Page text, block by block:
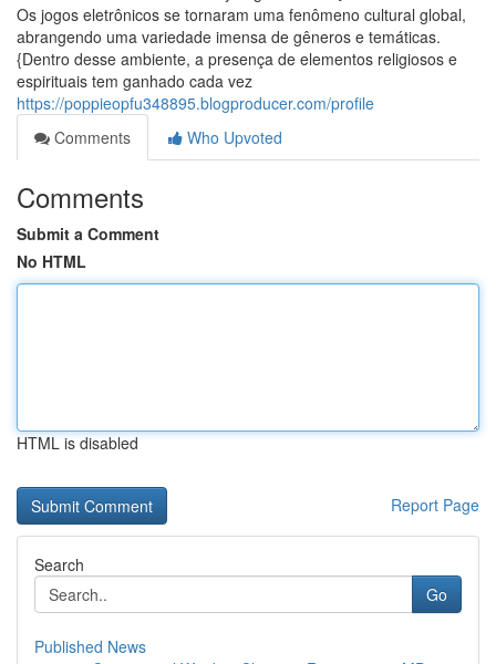
Os jogos eletrônicos se tornaram uma fenômeno cultural global,
abrangendo uma variedade imensa de gêneros e temáticas.
{Dentro desse ambiente, a presença de elementos religiosos e
espirituais tem ganhado cada vez
https://poppieopfu348895.blogproducer.com/profile
Comments
Who Upvoted
Comments
Submit a Comment
No HTML
HTML is disabled
Report Page
Search
Go
Published News